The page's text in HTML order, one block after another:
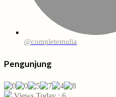
@completemulia
Pengunjung